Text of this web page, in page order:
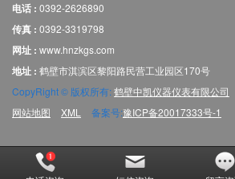
电话 : 0392-2626890
传真 : 0392-3319798
网址 : www.hnzkgs.com
地址 : 鹤壁市淇滨区黎阳路民营工业园区170号
CopyRight © 版权所有:鹤壁中凯仪器仪表有限公司
网站地图
XML 备案号:豫ICP备20017333号-1